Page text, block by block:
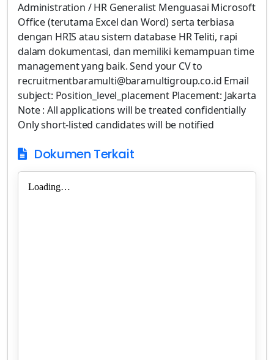
Administration / HR Generalist Menguasai Microsoft
Office (terutama Excel dan Word) serta terbiasa
dengan HRIS atau sistem database HR Teliti, rapi
dalam dokumentasi, dan memiliki kemampuan time
management yang baik. Send your CV to
recruitmentbaramulti@baramultigroup.co.id Email
subject: Position_level_placement Placement: Jakarta
Note : All applications will be treated confidentially
Only short-listed candidates will be notified
Dokumen Terkait